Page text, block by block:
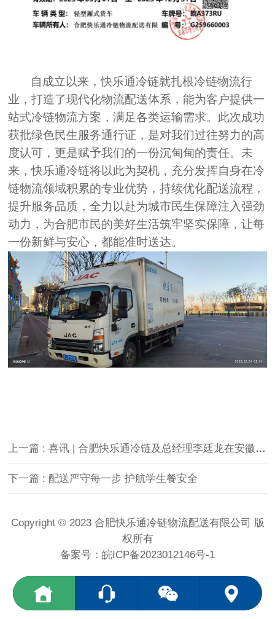
自成立以来，快乐通冷链就扎根冷链物流行
业，打造了现代化物流配送体系，能为客户提供一
站式冷链物流方案，满足各类运输需求。此次成功
获批绿色民生服务通行证，是对我们过往努力的高
度认可，更是赋予我们的一份沉甸甸的责任。未
来，快乐通冷链将以此为契机，充分发挥自身在冷
链物流领域积累的专业优势，持续优化配送流程，
提升服务品质，全力以赴为城市民生保障注入强劲
动力，为合肥市民的美好生活筑牢坚实保障，让每
一份新鲜与安心，都能准时送达。
上一篇 : 喜讯 | 合肥快乐通冷链及总经理李廷龙在安徽省现代服务业联合会冷链物流产业发展研讨会上荣获双料殊荣！
下一篇 : 配送严守每一步 护航学生餐安全
Copyright © 2023 合肥快乐通冷链物流配送有限公司 版
权所有
备案号： 皖ICP备2023012146号-1